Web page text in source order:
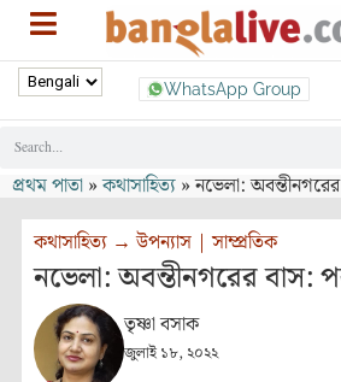
WhatsApp Group
প্রথম পাতা »কথাসাহিত্য »নভেলা:
কথাসাহিত্য →উপন্যাস |সাম্প্রতিক
নভেলা: অবন্তীনগরের বাস:
তৃষ্ণা বসাক
জুলাই ১৮, ২০২২